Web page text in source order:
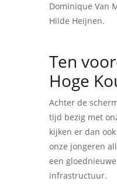
Dominique Van
Hilde Heijnen.
Ten
Hoge
Achter de
tijd bezig met
kijken er dan
onze jongeren
een
infrastructuur.